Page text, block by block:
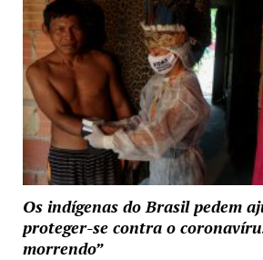
Os indígenas do Brasil pedem
proteger-se contra o
morrendo”